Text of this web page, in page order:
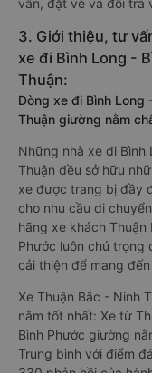
vấn, đặt vé và đổi trả
3. Giới thiệu, tư
xe đi Bình Long -
Thuận:
Dòng xe đi Bình Long
Thuận giường nằm
Những nhà xe đi Bình
Thuận đều sở hữu
xe được trang bị đầy
cho nhu cầu di
hãng xe khách Thuận
Phước luôn chú trọng
cải thiện để mang
Xe Thuận Bắc - Ninh
nằm tốt nhất: Xe từ
Bình Phước giường
Trung bình với điểm